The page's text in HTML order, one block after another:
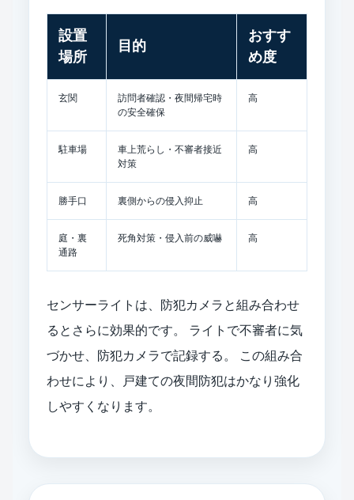
設置
場所
目的
おすす
め度
玄関
訪問者確認・夜間帰宅時
の安全確保
高
駐車場
車上荒らし・不審者接近
対策
高
勝手口 裏側からの侵入抑止 高
庭・裏
通路
死角対策・侵入前の威嚇 高
センサーライトは、防犯カメラと組み合わせ
るとさらに効果的です。 ライトで不審者に気
づかせ、防犯カメラで記録する。 この組み合
わせにより、戸建ての夜間防犯はかなり強化
しやすくなります。